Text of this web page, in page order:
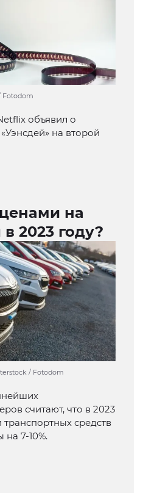
Fotodom
объявил о
на второй
на
2023 году?
/ Fotodom
считают, что в 2023
средств
7-10%.